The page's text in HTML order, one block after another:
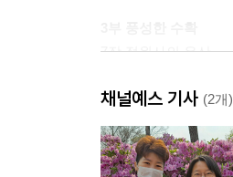
7장 정원사의 유산
나가며_마지막 당부
채널예스 기사 (2개)